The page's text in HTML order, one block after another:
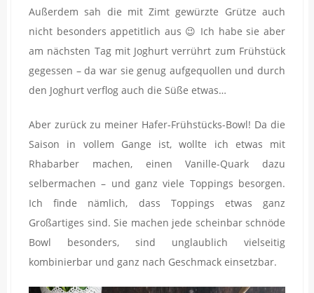
Außerdem sah die mit Zimt gewürzte Grütze auch
nicht besonders appetitlich aus 😉 Ich habe sie aber
am nächsten Tag mit Joghurt verrührt zum Frühstück
gegessen – da war sie genug aufgequollen und durch
den Joghurt verflog auch die Süße etwas…
Aber zurück zu meiner Hafer-Frühstücks-Bowl! Da die
Saison in vollem Gange ist, wollte ich etwas mit
Rhabarber machen, einen Vanille-Quark dazu
selbermachen – und ganz viele Toppings besorgen.
Ich finde nämlich, dass Toppings etwas ganz
Großartiges sind. Sie machen jede scheinbar schnöde
Bowl besonders, sind unglaublich vielseitig
kombinierbar und ganz nach Geschmack einsetzbar.